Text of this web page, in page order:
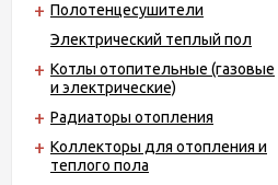
Полотенцесушители
Электрический теплый пол
Котлы отопительные (газовые
и электрические)
Радиаторы отопления
Коллекторы для отопления и
теплого пола